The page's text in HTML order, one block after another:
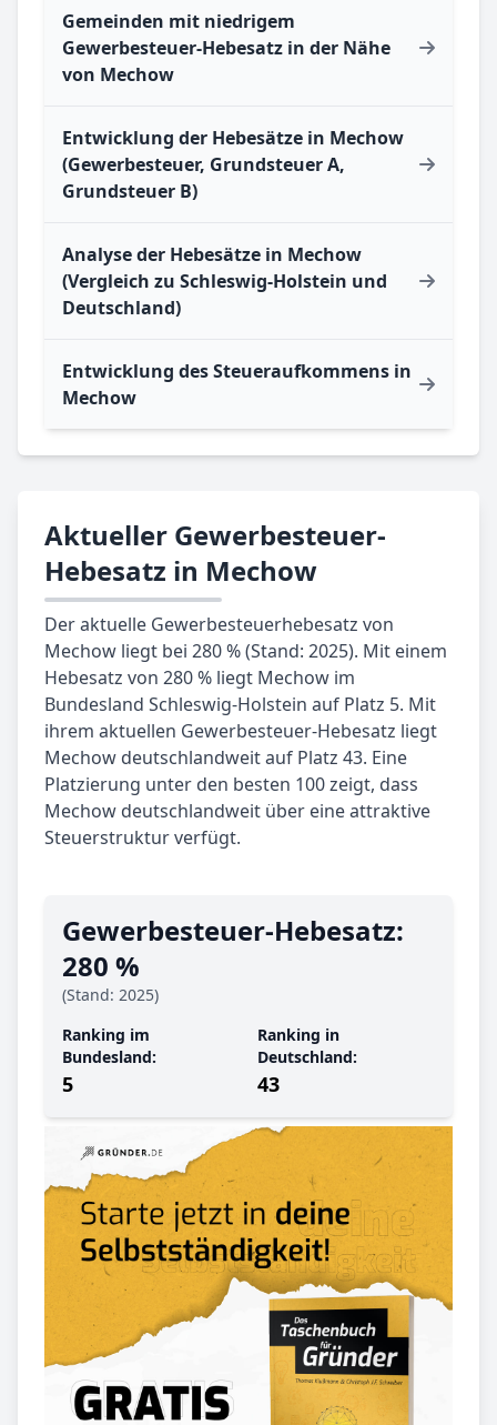
Gemeinden mit niedrigem
Gewerbesteuer-Hebesatz in der Nähe
von Mechow
Entwicklung der Hebesätze in Mechow
(Gewerbesteuer, Grundsteuer A,
Grundsteuer B)
Analyse der Hebesätze in Mechow
(Vergleich zu Schleswig-Holstein und
Deutschland)
Entwicklung des Steueraufkommens in
Mechow
Aktueller Gewerbesteuer-
Hebesatz in Mechow
Der aktuelle Gewerbesteuerhebesatz von
Mechow liegt bei 280 % (Stand: 2025). Mit einem
Hebesatz von 280 % liegt Mechow im
Bundesland Schleswig-Holstein auf Platz 5. Mit
ihrem aktuellen Gewerbesteuer-Hebesatz liegt
Mechow deutschlandweit auf Platz 43. Eine
Platzierung unter den besten 100 zeigt, dass
Mechow deutschlandweit über eine attraktive
Steuerstruktur verfügt.
Gewerbe­steuer-Hebe­satz:
280 %
(Stand: 2025)
Ranking im
Bundesland:
5
Ranking in
Deutschland:
43